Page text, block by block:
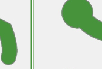
http://